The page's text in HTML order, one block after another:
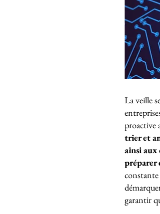
La veille
proactive
trier et
ainsi aux
préparer
constante
garantir